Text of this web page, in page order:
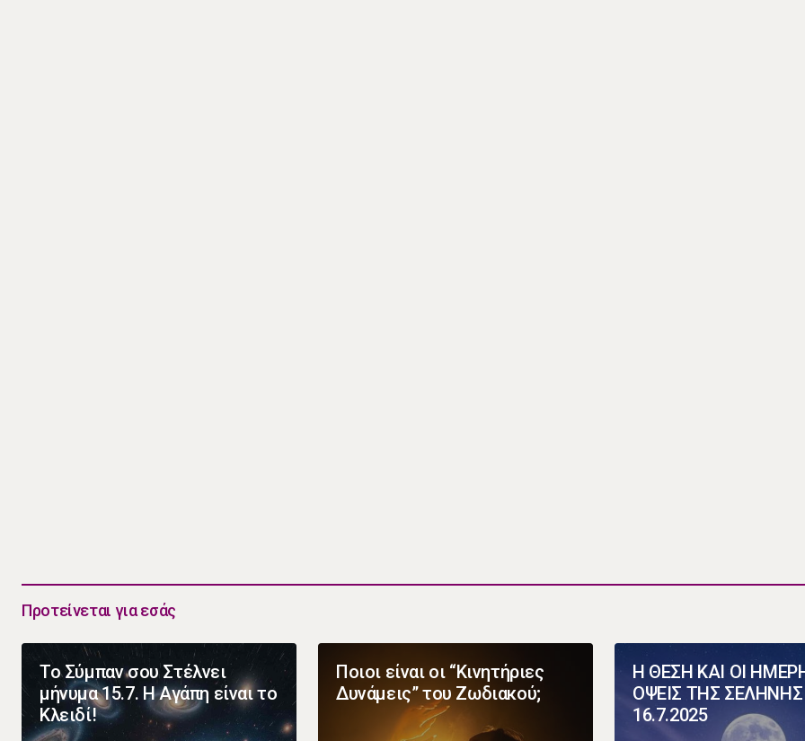
Προτείνεται για εσάς
Το Σύμπαν σου Στέλνει
μήνυμα 15.7. Η Αγάπη είναι το
Κλειδί!
Ποιοι είναι οι “Κινητήριες
Δυνάμεις” του Ζωδιακού;
Η ΘΕΣΗ ΚΑΙ ΟΙ
ΟΨΕΙΣ ΤΗΣ ΣΕΛΗΝΗΣ
16.7.2025